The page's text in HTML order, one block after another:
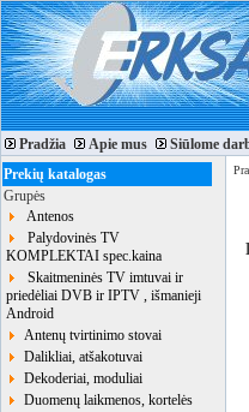
Pradžia Apie mus Siūlome
Prekių katalogas
Grupės
Antenos
Palydovinės TV
KOMPLEKTAI spec.kaina
Skaitmeninės TV imtuvai ir
priedėliai DVB ir IPTV , išmanieji
Android
Antenų tvirtinimo stovai
Dalikliai, atšakotuvai
Dekoderiai, moduliai
Duomenų laikmenos, kortelės